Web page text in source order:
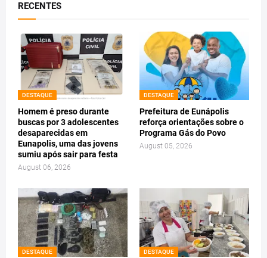
RECENTES
DESTAQUE
Homem é preso durante
buscas por 3 adolescentes
desaparecidas em
Eunapolis, uma das jovens
sumiu após sair para festa
August 06, 2026
DESTAQUE
Prefeitura de Eunápolis
reforça orientações sobre o
Programa Gás do Povo
August 05, 2026
DESTAQUE DESTAQUE